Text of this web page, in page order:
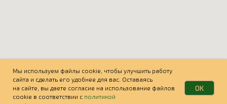
Мы используем файлы cookie, чтобы улучшить работу
сайта и сделать его удобнее для вас. Оставаясь
на сайте, вы даете согласие на использование файлов
cookie в соответствии с политикой
OK